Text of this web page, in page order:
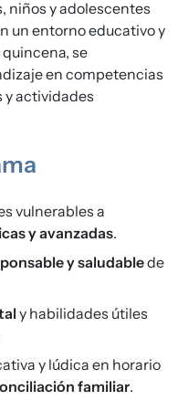
niños y adolescentes
un entorno educativo y
se
en competencias
actividades
vulnerables a
y avanzadas.
y saludablede
y habilidades útiles
y lúdica en horario
familiar.